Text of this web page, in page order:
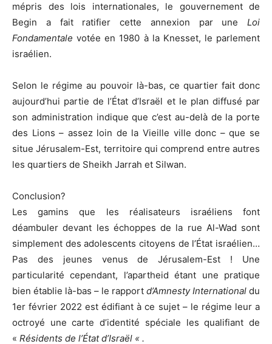
mépris des lois internationales, le gouvernement de
Begin a fait ratifier cette annexion par une Loi
Fondamentalevotée en 1980 à la Knesset, le parlement
israélien.
Selon le régime au pouvoir là-bas, ce quartier fait donc
aujourd’hui partie de l’État d’Israël et le plan diffusé par
son administration indique que c’est au-delà de la porte
des Lions – assez loin de la Vieille ville donc – que se
situe Jérusalem-Est, territoire qui comprend entre autres
les quartiers de Sheikh Jarrah et Silwan.
Conclusion?
Les gamins que les réalisateurs israéliens font
déambuler devant les échoppes de la rue Al-Wad sont
simplement des adolescents citoyens de l’État israélien…
Pas des jeunes venus de Jérusalem-Est ! Une
particularité cependant, l’apartheid étant une pratique
bien établie là-bas – le rapport d’Amnesty International du
1er février 2022 est édifiant à ce sujet – le régime leur a
octroyé une carte d’identité spéciale les qualifiant de
« Résidents de l’État d’Israël « .